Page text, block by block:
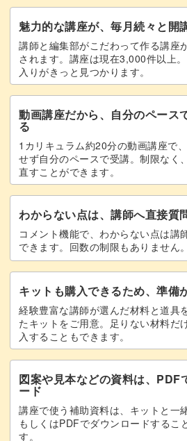
たくさん知識を得ながらも、小さ
成できるのが魅力です◎
細かい部分もありますが、初心者
う丁寧に説明していますのでご安
「手編みははじめてだけど、いろ
という方にもぴったりな内容とな
また、ルームシューズは2つで1セ
1つ目で学習したことが2つ目を作
で、だんだん上達するのが実感で
仕上げのポンポンでかわいさア
魅力的な講座が、毎月続々と開
講師と編集部がこだわって作る講座
されます。講座は現在3,000件以上
入りがきっと見つかります。
動画講座だから、自分のペース
る
1カリキュラム約20分の動画講座で
せず自分のペースで受講。制限なく
直すことができます。
わからない点は、講師へ直接質
コメント機能で、わからない点は講
できます。回数の制限もありません。
キットも購入できるため、準備
経験豊富な講師が選んだ材料と道具
たキットをご用意。足りない材料だ
入することもできます。
図案や見本などの資料は、PDF
ード
講座で使う補助資料は、キットと一
もしくはPDFでダウンロードするこ
す。